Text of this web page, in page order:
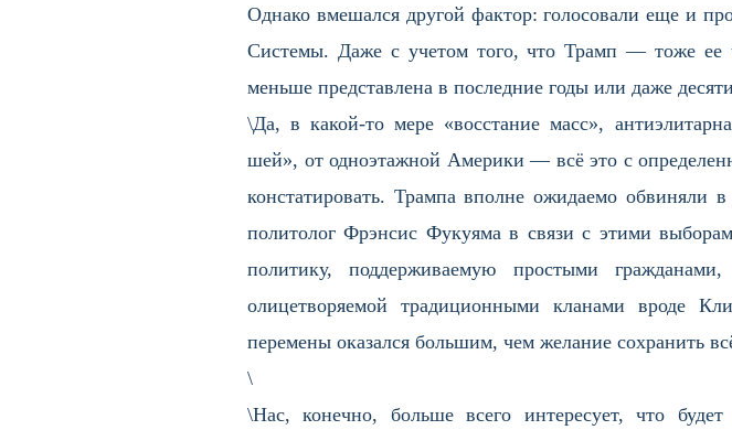
Однако вмешался другой фактор: голосовали еще и
Системы. Даже с учетом того, что Трамп — тоже ее
меньше представлена в последние годы или даже
\Да, в какой-то мере «восстание масс»,
шей», от одноэтажной Америки — всё это с
констатировать. Трампа вполне ожидаемо обвиняли
политолог Фрэнсис Фукуяма в связи с этими
политику, поддерживаемую простыми
олицетворяемой традиционными кланами вроде
перемены оказался большим, чем желание сохранить
\
\Нас, конечно, больше всего интересует, что